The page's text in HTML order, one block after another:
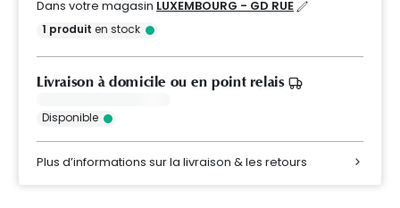
Dans votre magasin LUXEMBOURG - GD RUE
1 produit en stock
Livraison à domicile ou en point relais
Disponible
Plus d’informations sur la livraison & les retours